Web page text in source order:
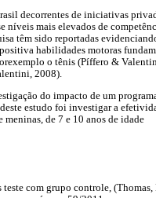
decorrentes de iniciativas
mais elevados de
têm sido reportadas
habilidades motoras
o tênis (Píffero &
2008).
do impacto de um
estudo foi investigar a
de 7 e 10 anos de idade
com grupo controle,